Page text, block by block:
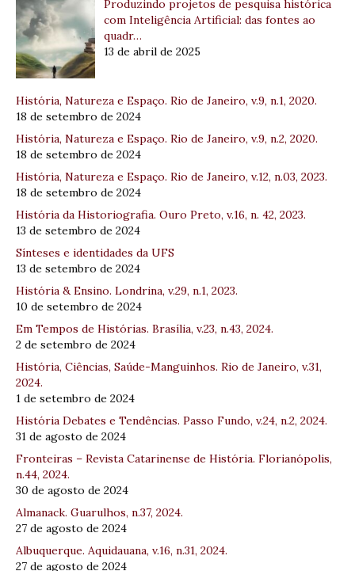
Produzindo projetos de pesquisa histórica
com Inteligência Artificial: das fontes ao
quadr…
13 de abril de 2025
História, Natureza e Espaço. Rio de Janeiro, v.9, n.1, 2020.
18 de setembro de 2024
História, Natureza e Espaço. Rio de Janeiro, v.9, n.2, 2020.
18 de setembro de 2024
História, Natureza e Espaço. Rio de Janeiro, v.12, n.03, 2023.
18 de setembro de 2024
História da Historiografia. Ouro Preto, v.16, n. 42, 2023.
13 de setembro de 2024
Sínteses e identidades da UFS
13 de setembro de 2024
História & Ensino. Londrina, v.29, n.1, 2023.
10 de setembro de 2024
Em Tempos de Histórias. Brasília, v.23, n.43, 2024.
2 de setembro de 2024
História, Ciências, Saúde-Manguinhos. Rio de Janeiro, v.31,
2024.
1 de setembro de 2024
História Debates e Tendências. Passo Fundo, v.24, n.2, 2024.
31 de agosto de 2024
Fronteiras – Revista Catarinense de História. Florianópolis,
n.44, 2024.
30 de agosto de 2024
Almanack. Guarulhos, n.37, 2024.
27 de agosto de 2024
Albuquerque. Aquidauana, v.16, n.31, 2024.
27 de agosto de 2024